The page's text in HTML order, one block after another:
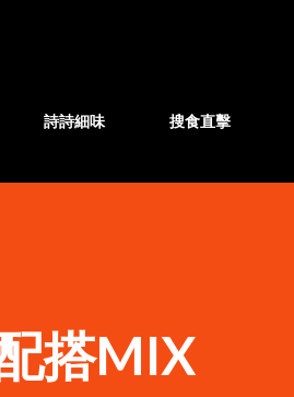
詩詩細味 搜食直擊
搭MIX